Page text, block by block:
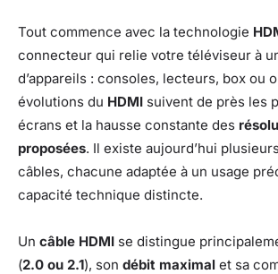
Tout commence avec la technologie
connecteur qui relie votre téléviseur à
d’appareils : consoles, lecteurs, box ou
évolutions du HDMI suivent de près les
écrans et la hausse constante des
proposées. Il existe aujourd’hui
câbles, chacune adaptée à un usage
capacité technique distincte.
Un câble HDMI se distingue
(2.0 ou 2.1), son débit maximal et sa